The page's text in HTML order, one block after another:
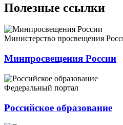
Полезные ссылки
Министерство просвещения
Минпросвещения России
Федеральный портал
Российское образование